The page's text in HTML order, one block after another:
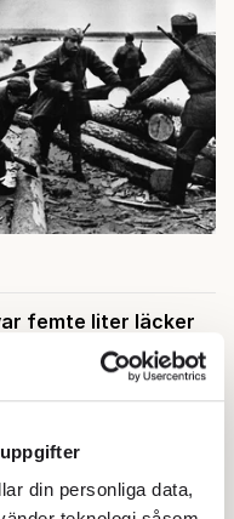
din personliga data,
femte liter läcker
hot mot den
drömde